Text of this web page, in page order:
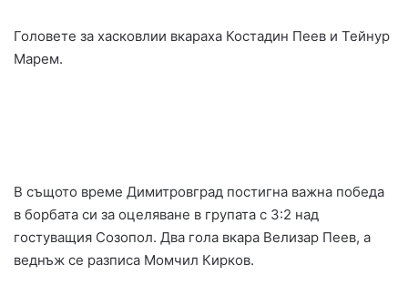
Головете за хасковлии вкараха Костадин Пеев и Тейнур
Марем.
В същото време Димитровград постигна важна победа
в борбата си за оцеляване в групата с 3:2 над
гостуващия Созопол. Два гола вкара Велизар Пеев, а
веднъж се разписа Момчил Кирков.